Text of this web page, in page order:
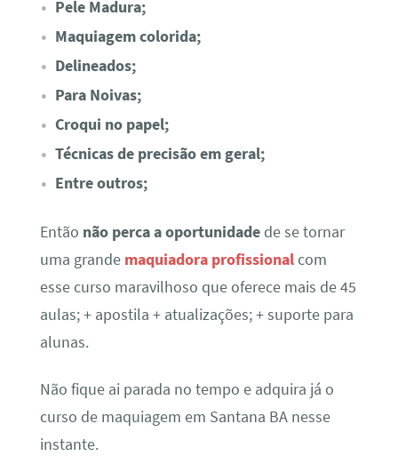
Pele Madura;
Maquiagem colorida;
Delineados;
Para Noivas;
Croqui no papel;
Técnicas de precisão em geral;
Entre outros;
Então não perca a oportunidadede se tornar
uma grande maquiadora profissionalcom
esse curso maravilhoso que oferece mais de 45
aulas; + apostila + atualizações; + suporte para
alunas.
Não fique ai parada no tempo e adquira já o
curso de maquiagem em Santana BA nesse
instante.